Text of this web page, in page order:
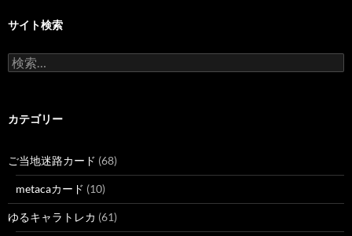
サイト検索
検
索:
カテゴリー
ご当地迷路カード (68)
metacaカード (10)
ゆるキャラトレカ (61)